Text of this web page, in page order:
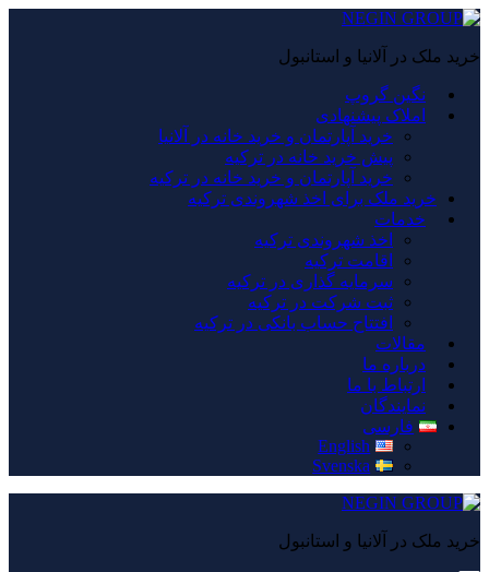
خرید ملک در آلانیا و استانبول
نگین گروپ
املاک پیشنهادی
خرید آپارتمان و خرید خانه در آلانیا
پیش خرید خانه در ترکیه
خرید آپارتمان و خرید خانه در ترکیه
خرید ملک برای اخذ شهروندی ترکیه
خدمات
اخذ شهروندی ترکیه
اقامت ترکیه
سرمایه گذاری در ترکیه
ثبت شرکت در ترکیه
افتتاح حساب بانکی در ترکیه
مقالات
درباره ما
ارتباط با ما
نمایندگان
فارسی
English
Svenska
خرید ملک در آلانیا و استانبول